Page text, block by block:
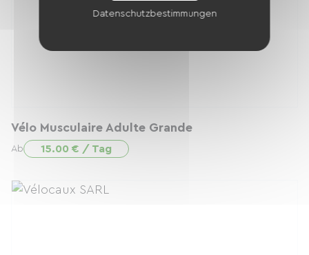
Vélo Musculaire Adulte Grande
Ab 15.00 € / Tag
Datenschutzbestimmungen